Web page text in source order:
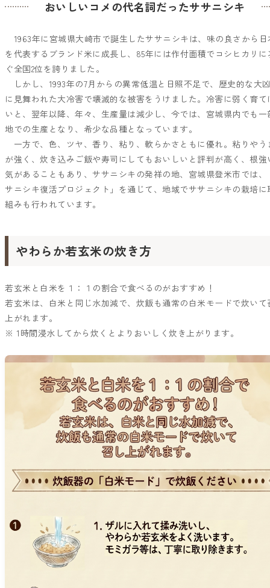
おいしいコメの代名詞だったササニシキ
1963年に宮城県大崎市で誕生したササニシキは、味の良さから日
を代表するブランド米に成長し、85年には作付面積でコシヒカリに
ぐ全国2位を誇りました。
しかし、1993年の7月からの異常低温と日照不足で、歴史的な大
に見舞われた大冷害で壊滅的な被害をうけました。冷害に弱く育て
いと、翌年以降、年々、生産量は減少し、今では、宮城県内でも一
地での生産となり、希少な品種となっています。
一方で、色、ツヤ、香り、粘り、軟らかさともに優れ。粘りやう
が強く、炊き込みご飯や寿司にしてもおいしいと評判が高く、根強
気があることもあり、ササニシキの発祥の地、宮城県登米市では、
サニシキ復活プロジェクト」を通じて、地域でササニシキの栽培に
組みも行われています。
やわらか若玄米の炊き方
若玄米と白米を１：１の割合で食べるのがおすすめ！
若玄米は、白米と同じ水加減で、炊飯も通常の白米モードで炊いて
上がれます。
※ 1時間浸水してから炊くとよりおいしく炊き上がります。